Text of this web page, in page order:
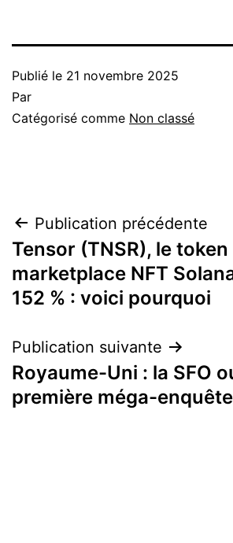
Publié le 21 novembre 2025
Par
Catégorisé comme Non classé
Navigation
de
l’article
Publication précédente
Tensor (TNSR), le token
marketplace NFT
152 % : voici pourquoi
Publication suivante
Royaume-Uni : la SFO
première méga-